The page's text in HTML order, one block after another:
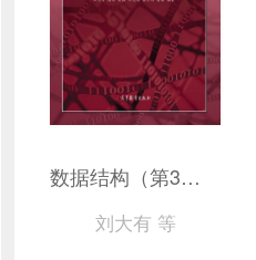
数据结构（第3版）
刘大有 等